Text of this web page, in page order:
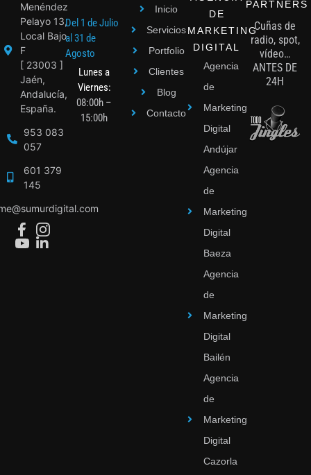
Menéndez
Pelayo 13,
Local Bajo
F
[ 23003 ]
Jaén,
Andalucía,
España.
953 083
057
601 379
145
Del 1 de Julio
al 31 de
Agosto
Lunes a
Viernes:
08:00h –
15:00h
Inicio
Servicios
Portfolio
Clientes
Blog
Contacto
DE
MARKETING
DIGITAL
Agencia
de
Marketing
Digital
Andújar
Agencia
de
Marketing
Digital
Baeza
Agencia
de
Marketing
Digital
Bailén
Agencia
de
Marketing
Digital
Cazorla
PARTNERS
Cuñas de
radio, spot,
vídeo…
ANTES DE
24H